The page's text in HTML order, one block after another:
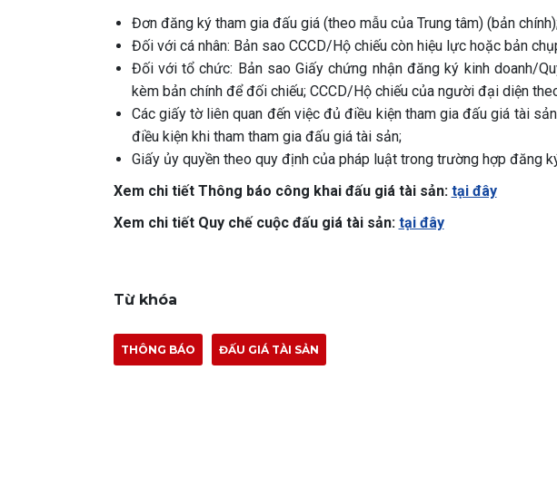
Đơn đăng ký tham gia đấu giá (theo mẫu của Trung tâm) (bản
Đối với cá nhân: Bản sao CCCD/Hộ chiếu còn hiệu lực hoặc bản
Đối với tổ chức: Bản sao Giấy chứng nhận đăng ký kinh doanh/
kèm bản chính để đối chiếu; CCCD/Hộ chiếu của người đại diện
Các giấy tờ liên quan đến việc đủ điều kiện tham gia đấu giá tài
điều kiện khi tham tham gia đấu giá tài sản;
Giấy ủy quyền theo quy định của pháp luật trong trường hợp đăng
Xem chi tiết Thông báo công khai đấu giá tài sản: tại đây
Xem chi tiết Quy chế cuộc đấu giá tài sản: tại đây
Từ khóa
THÔNG BÁO ĐẤU GIÁ TÀI SẢN